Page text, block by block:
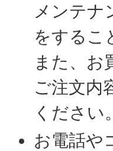
メンテナ
をするこ
また、お
ご注文内
ください
お電話や